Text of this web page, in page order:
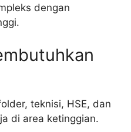
dengan
teknisi, HSE, dan
di area ketinggian.